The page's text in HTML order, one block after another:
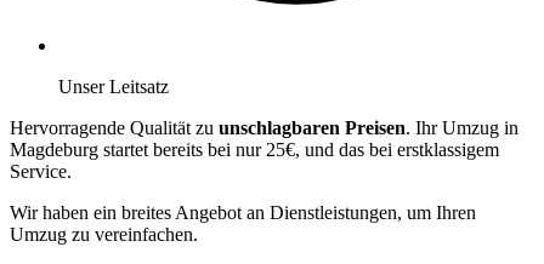
Unser Leitsatz
Hervorragende Qualität zu unschlagbaren Preisen. Ihr Umzug in
Magdeburg startet bereits bei nur 25€, und das bei erstklassigem
Service.
Wir haben ein breites Angebot an Dienstleistungen, um Ihren
Umzug zu vereinfachen.